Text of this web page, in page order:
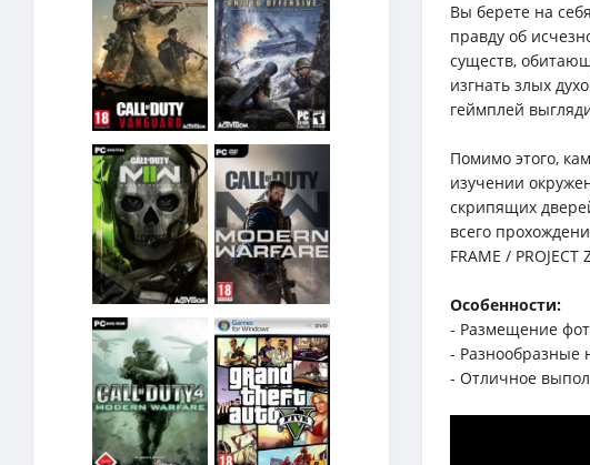
Вы берете на
правду об
существ,
изгнать злых
геймплей
Помимо этого,
изучении
скрипящих
всего
FRAME /
Особенности:
- Размещение
- Разнообразные
- Отличное